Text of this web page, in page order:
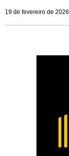
19 de fevereiro de 2026